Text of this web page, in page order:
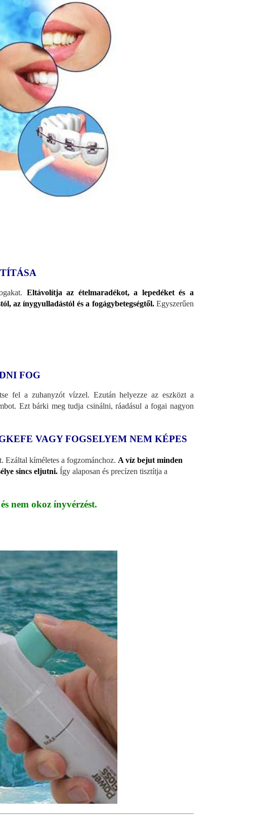
Eltávolítja az ételmaradékot, a lepedéket és a
az ínygyulladástól és a fogágybetegségtől.Egyszerűen
FOG
fel a zuhanyzót vízzel. Ezután helyezze az eszközt a
Ezt bárki meg tudja csinálni, ráadásul a fogai nagyon
VAGY FOGSELYEM NEM KÉPES
Ezáltal kíméletes a fogzománchoz. A víz bejut minden
sincs eljutni. Így alaposan és precízen tisztítja a
nem okoz ínyvérzést.